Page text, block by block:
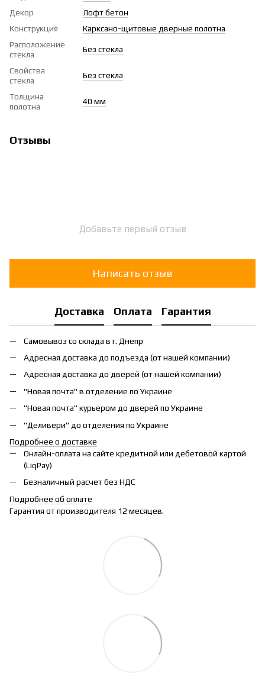
Декор
Лофт бетон
Конструкция
Карксано-щитовые дверные полотна
Расположение
стекла
Без стекла
Свойства
стекла
Без стекла
Толщина
полотна
40 мм
Отзывы
Добавьте первый отзыв
Написать отзыв
Доставка Оплата Гарантия
Самовывоз со склада в г. Днепр
Адресная доставка до подъезда (от нашей компании)
Адресная доставка до дверей (от нашей компании)
"Новая почта" в отделение по Украине
"Новая почта" курьером до дверей по Украине
"Деливери" до отделения по Украине
Подробнее о доставке
Онлайн-оплата на сайте кредитной или дебетовой картой
(LiqPay)
Безналичный расчет без НДС
Подробнее об оплате
Гарантия от производителя 12 месяцев.